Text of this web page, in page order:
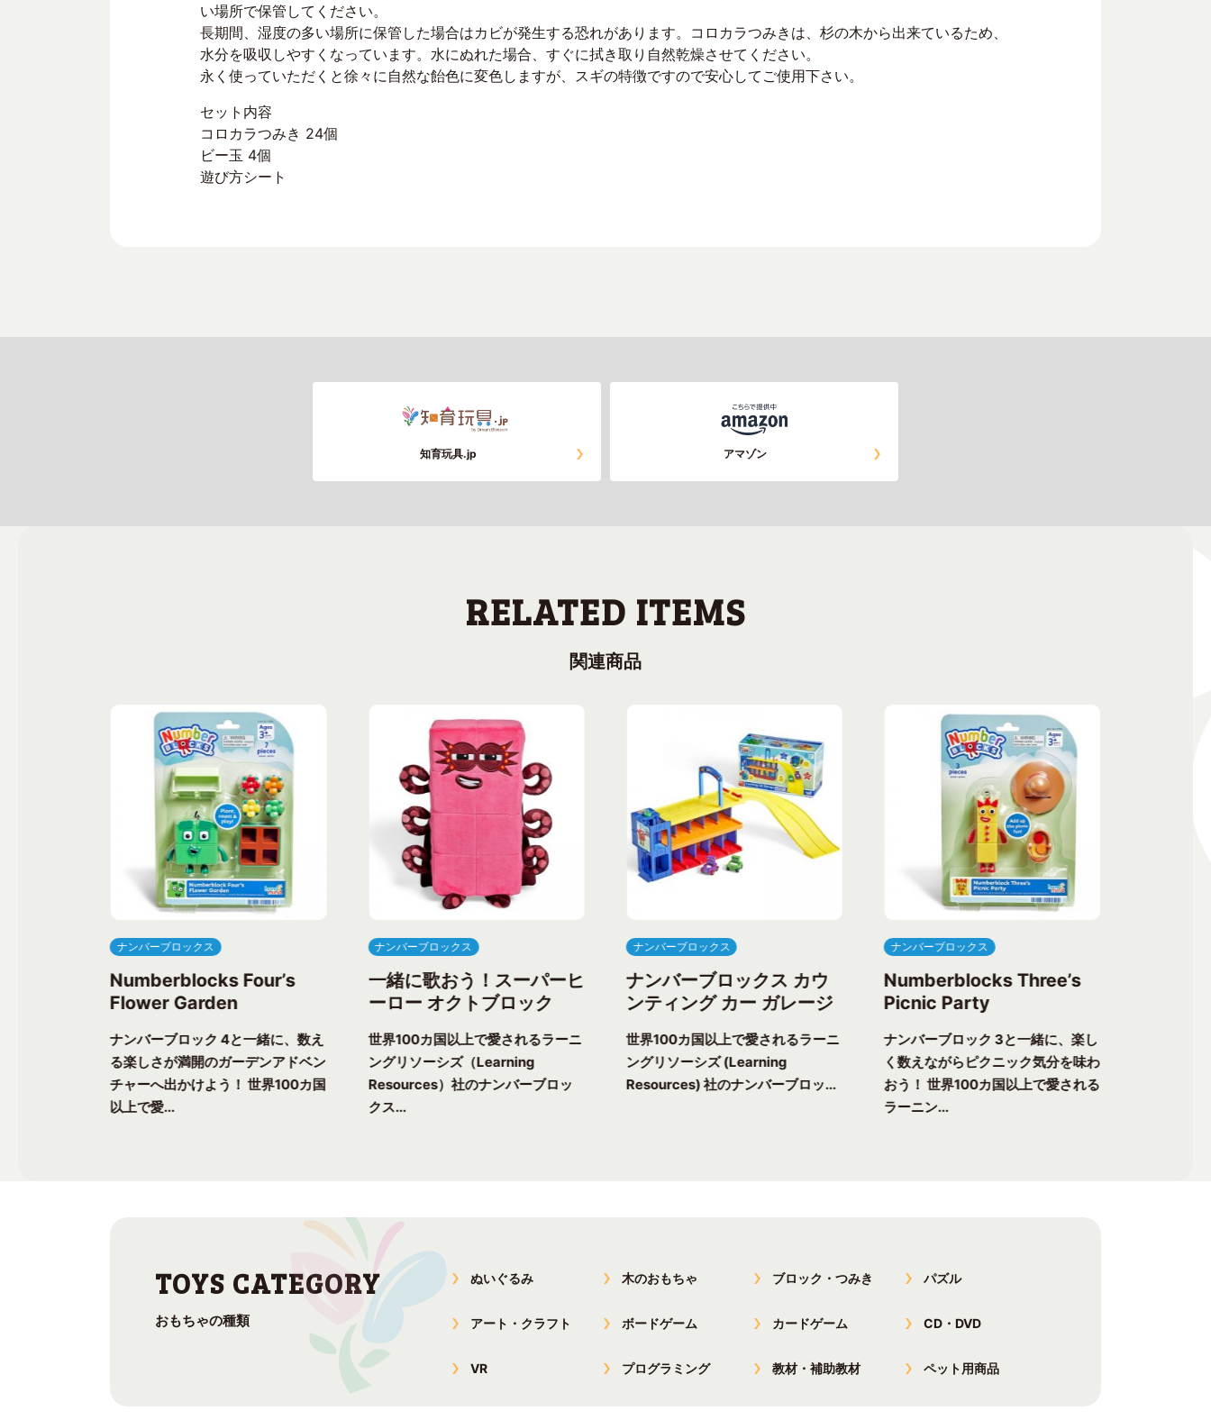
い場所で保管してください。
長期間、湿度の多い場所に保管した場合はカビが発生する恐れがあります。コロカラつみきは、杉の木から出来ているため、
水分を吸収しやすくなっています。水にぬれた場合、すぐに拭き取り自然乾燥させてください。
永く使っていただくと徐々に自然な飴色に変色しますが、スギの特徴ですので安心してご使用下さい。
セット内容
コロカラつみき 24個
ビー玉 4個
遊び方シート
知育玩具.jp アマゾン
関連商品
ナンバーブロックス
Numberblocks Four’s
Flower Garden
ナンバーブロック 4と一緒に、数え
る楽しさが満開のガーデンアドベン
チャーへ出かけよう！ 世界100カ国
以上で愛...
ナンバーブロックス
一緒に歌おう！スーパーヒ
ーロー オクトブロック
世界100カ国以上で愛されるラーニ
ングリソーシズ（Learning
Resources）社のナンバーブロッ
クス...
ナンバーブロックス
ナンバーブロックス カウ
ンティング カー ガレージ
世界100カ国以上で愛されるラーニ
ングリソーシズ (Learning
Resources) 社のナンバーブロッ...
ナンバーブロックス
Numberblocks Three’s
Picnic Party
ナンバーブロック 3と一緒に、楽し
く数えながらピクニック気分を味わ
おう！ 世界100カ国以上で愛される
ラーニン...
おもちゃの種類
ぬいぐるみ 木のおもちゃ ブロック・つみき パズル
アート・クラフト ボードゲーム カードゲーム CD・DVD
VR プログラミング 教材・補助教材 ペット用商品